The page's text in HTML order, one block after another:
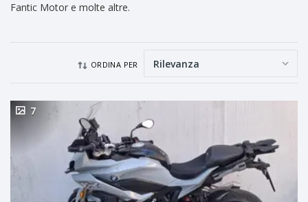
Fantic Motor e molte altre.
ORDINA PER
7